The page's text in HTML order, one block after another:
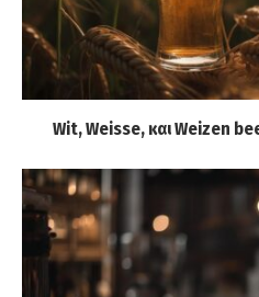
Wit, Weisse, και Weizen